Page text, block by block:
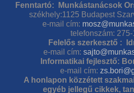
Fenntartó: Munkástanácsok
székhely:1125 Budapest
e-mail cím:
telefonszám:
Felelős szerkesztő :
e-mail cím:
Informatikai fejlesztő:
e-mail cím:
A honlapon közzétett
egyéb jellegű cikkek,